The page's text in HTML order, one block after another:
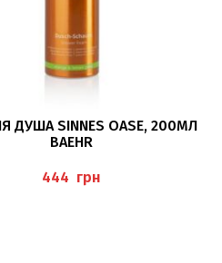
ПОДРОБНЕЕ
ДУША SINNES OASE, 200МЛ
BAEHR
грн